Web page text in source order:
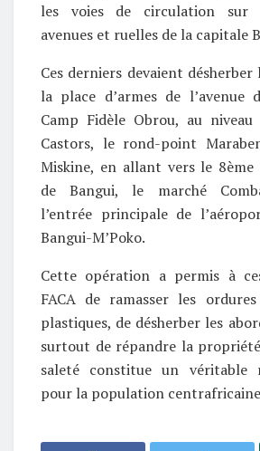
les voies de circulation sur
avenues et ruelles de la capitale
Ces derniers devaient
la place d’armes de l’avenue
Camp Fidèle Obrou, au
Castors, le rond-point
Miskine, en allant vers le 8ème
de Bangui, le marché
l’entrée principale de
Bangui-M’Poko.
Cette opération a permis à
FACA de ramasser les
plastiques, de désherber les
surtout de répandre la
saleté constitue un véritable
pour la population